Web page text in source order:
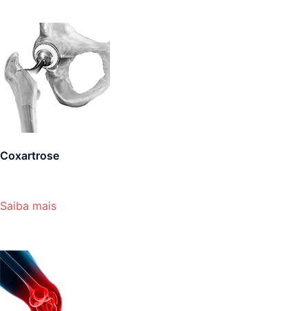
Coxartrose
Saiba mais